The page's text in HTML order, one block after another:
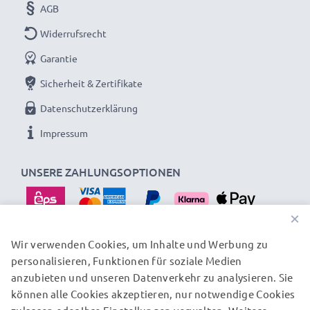
dass er exakt in das Akkufach Ihres Laptops passt.
UNSERE ZAHLUNGSOPTIONEN
AGB
Widerrufsrecht
Garantie
Sicherheit & Zertifikate
Datenschutzerklärung
Impressum
UNSERE VERSANDPARTNER
×
Wir verwenden Cookies, um Inhalte und Werbung zu
personalisieren, Funktionen für soziale Medien
anzubieten und unseren Datenverkehr zu analysieren. Sie
können alle Cookies akzeptieren, nur notwendige Cookies